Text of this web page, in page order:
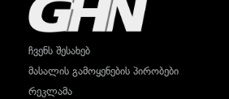
ჩვენს შესახებ
მასალის გამოყენების პირობები
რეკლამა